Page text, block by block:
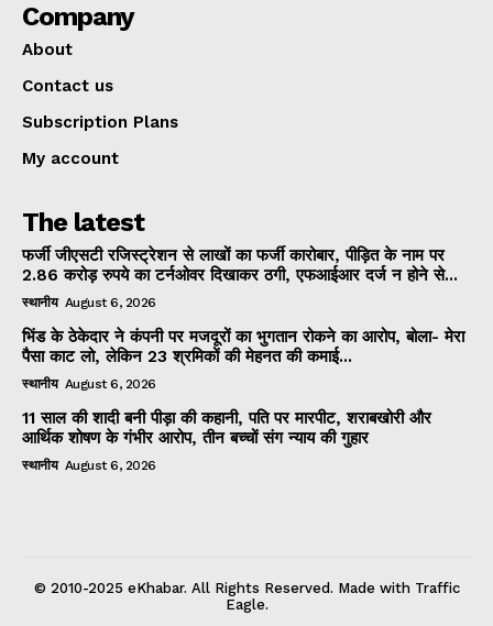
Company
About
Contact us
Subscription Plans
My account
The latest
फर्जी जीएसटी रजिस्ट्रेशन से लाखों का फर्जी कारोबार, पीड़ित के नाम पर
2.86 करोड़ रुपये का टर्नओवर दिखाकर ठगी, एफआईआर दर्ज न होने से...
स्थानीय August 6, 2026
भिंड के ठेकेदार ने कंपनी पर मजदूरों का भुगतान रोकने का आरोप, बोला- मेरा
पैसा काट लो, लेकिन 23 श्रमिकों की मेहनत की कमाई...
स्थानीय August 6, 2026
11 साल की शादी बनी पीड़ा की कहानी, पति पर मारपीट, शराबखोरी और
आर्थिक शोषण के गंभीर आरोप, तीन बच्चों संग न्याय की गुहार
स्थानीय August 6, 2026
© 2010-2025 eKhabar. All Rights Reserved. Made with Traffic
Eagle.